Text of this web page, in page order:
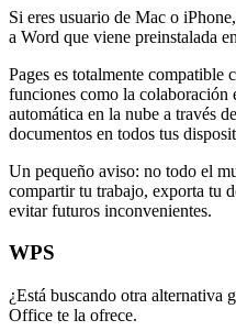
Si eres usuario de Mac o
a Word que viene preinstalada
Pages es totalmente
funciones como la colaboración
automática en la nube a través
documentos en todos tus
Un pequeño aviso: no todo el
compartir tu trabajo, exporta tu
evitar futuros inconvenientes.
WPS
¿Está buscando otra alternativa
Office te la ofrece.